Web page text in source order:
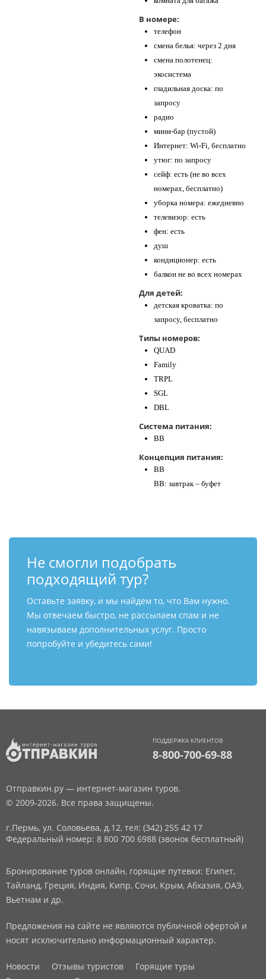
В номере:
телефон
смена белья: через 2 дня
смена полотенец:
экосистема
гладильная доска: по
запросу
радио
мини-бар (пустой)
Интернет: Wi-Fi, бесплатно
утюг: по запросу
сейф: есть (не во всех
номерах, бесплатно)
уборка номера: ежедневно
телевизор: есть
фен: есть
душ
кондиционер: есть
балкон не во всех номерах
Для детей:
детская кроватка: по
запросу, бесплатно
Типы номеров:
QUAD
Family
TRPL
SGL
DBL
Система питания:
BB
Концепция питания:
BB
BB: завтрак – буфет
Не смогли подобрать
подходящий тур?
Оставьте заявку, и мы найдем то, что Вам нужно.
Мы отвечаем быстро, не рассылаем спам и не
навязываем дополнительных услуг. Просто
попробуйте и убедитесь сами!
ПОДДЕРЖКА КЛИЕНТОВ
8-800-700-69-88
Отправкин.ру — интернет-магазин туров.
© 2009-2026. Все права защищены.
г.Пермь, ул. Соловьева, д.12, тел: (342) 255 42 17
Федеральный номер: 8 800 700 6988 (звонок бесплатный)
Бронирование туров онлайн, горящие путевки: Египет,
Тайланд, Греция, Индия, Кипр, Сочи, Крым, Абхазия, ОАЭ,
Вьетнам и др.
Предложения на сайте не являются публичной офертой и
носят исключительно информационный характер.
Новости Отзывы туристов
Горящие туры